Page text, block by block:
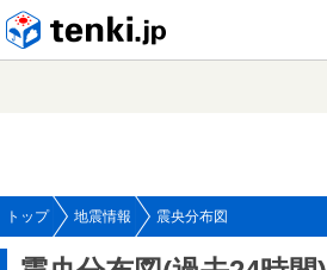
トップ 地震情報 震央分布図